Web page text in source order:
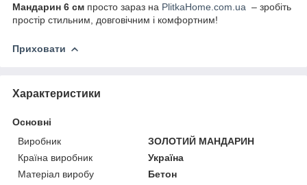
Мандарин 6 см просто зараз на PlitkaHome.com.ua – зробіть
простір стильним, довговічним і комфортним!
Приховати
Характеристики
Основні
Виробник
ЗОЛОТИЙ МАНДАРИН
Країна виробник
Україна
Матеріал виробу
Бетон